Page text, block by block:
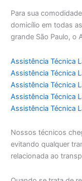
Para sua
domicílio em todas
grande São Paulo, o
Assistência Técnica
Assistência Técnica
Assistência Técnica
Assistência Técnica
Assistência Técnica
Nossos técnicos
evitando qualquer
relacionada ao